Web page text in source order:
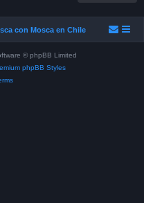
con Mosca en Chile
© phpBB Limited
phpBB Styles